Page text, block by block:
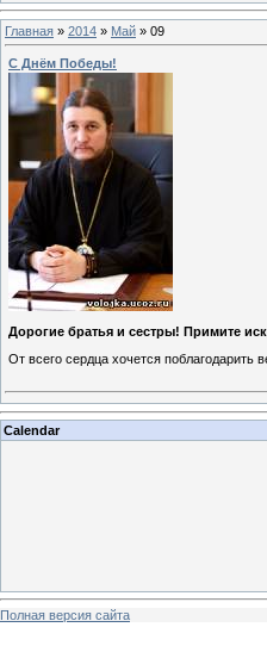
Главная » 2014 » Май » 09
С Днём Победы!
Дорогие братья и сестры! Примите
От всего сердца хочется
Calendar
Полная версия сайта